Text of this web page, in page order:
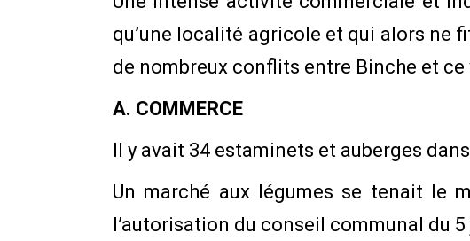
qu’une localité agricole et qui alors ne
de nombreux conflits entre Binche et
A. COMMERCE
Il y avait 34 estaminets et auberges
Un marché aux légumes se tenait le
l’autorisation du conseil communal du 5